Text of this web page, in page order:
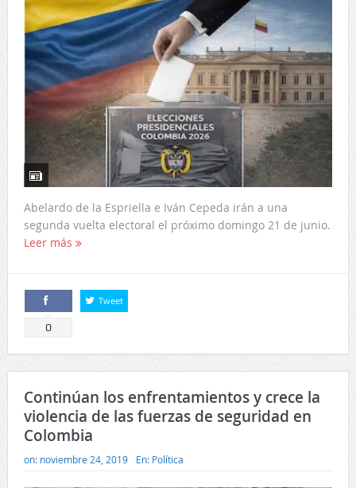
Abelardo de la Espriella e Iván Cepeda irán a una
segunda vuelta electoral el próximo domingo 21 de junio.
Leer más
Comparte
0
Tweet
Continúan los enfrentamientos y crece la
violencia de las fuerzas de seguridad en
Colombia
on: noviembre 24, 2019 En: Política